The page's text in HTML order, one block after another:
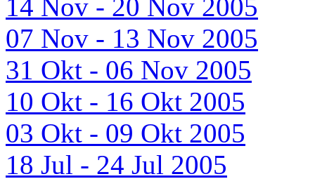
14 Nov - 20 Nov 2005
07 Nov - 13 Nov 2005
31 Okt - 06 Nov 2005
10 Okt - 16 Okt 2005
03 Okt - 09 Okt 2005
18 Jul - 24 Jul 2005